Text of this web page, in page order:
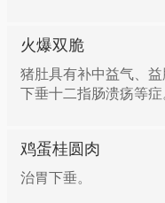
火爆双脆
猪肚具有补中益气、
下垂十二指肠溃疡等症
鸡蛋桂圆肉
治胃下垂。